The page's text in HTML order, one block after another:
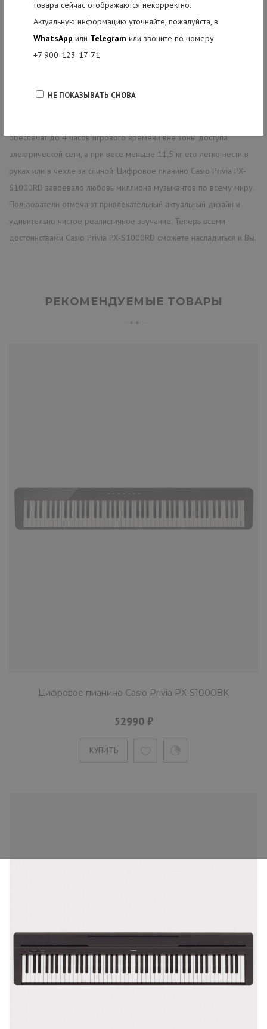
товара сейчас отображаются некорректно.
Актуальную информацию уточняйте, пожалуйста, в
WhatsApp или Telegram или звоните по номеру
+7 900-123-17-71
НЕ ПОКАЗЫВАТЬ СНОВА
обеспечат до 4 часов игрового времени вне зоны доступа
электрической сети, а при весе меньше 11,5 кг его легко нести в
руках или в чехле за спиной. Цифровое пианино Casio Privia PX-
S1000RD завоевало любовь миллиона музыкантов по всему миру.
Пользователи отмечают привлекательный актуальный дизайн и
удивительно чистое реалистичное звучание. Теперь всеми
достоинствами Casio Privia PX-S1000RD сможете насладиться и Вы.
РЕКОМЕНДУЕМЫЕ ТОВАРЫ
Цифровое пианино Casio Privia PX-S1000BK
52990 ₽
КУПИТЬ